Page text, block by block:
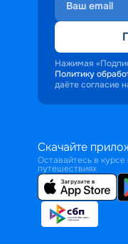
Нажимая
Политику
даёте согласие
Скачайте
Оставайтесь в
путешествиях